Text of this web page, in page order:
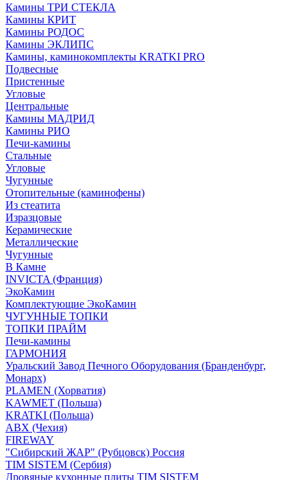
Камины ТРИ СТЕКЛА
Камины КРИТ
Камины РОДОС
Камины ЭКЛИПС
Камины, каминокомплекты KRATKI PRO
Подвесные
Пристенные
Угловые
Центральные
Камины МАДРИД
Камины РИО
Печи-камины
Стальные
Угловые
Чугунные
Отопительные (каминофены)
Из стеатита
Изразцовые
Керамические
Металлические
Чугунные
В Камне
INVICTA (Франция)
ЭкоКамин
Комплектующие ЭкоКамин
ЧУГУННЫЕ ТОПКИ
ТОПКИ ПРАЙМ
Печи-камины
ГАРМОНИЯ
Уральский Завод Печного Оборудования (Бранденбург,
Монарх)
PLAMEN (Хорватия)
KAWMET (Польша)
KRATKI (Польша)
ABX (Чехия)
FIREWAY
"Сибирский ЖАР" (Рубцовск) Россия
TIM SISTEM (Сербия)
Дровяные кухонные плиты TIM SISTEM